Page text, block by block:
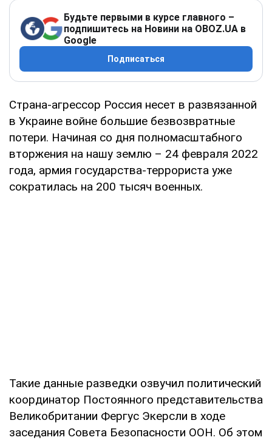
Будьте первыми в курсе главного –
подпишитесь на Новини на OBOZ.UA в
Google
Подписаться
Страна-агрессор Россия несет в развязанной
в Украине войне большие безвозвратные
потери. Начиная со дня полномасштабного
вторжения на нашу землю – 24 февраля 2022
года, армия государства-террориста уже
сократилась на 200 тысяч военных.
Такие данные разведки озвучил политический
координатор Постоянного представительства
Великобритании Фергус Экерсли в ходе
заседания Совета Безопасности ООН. Об этом